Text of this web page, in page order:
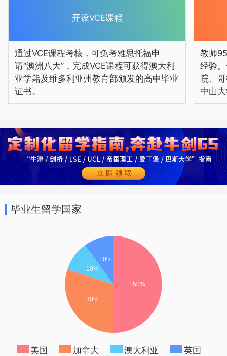
MAH的教师均须经过黑利伯瑞本校筛
选以及培训，我校学生可凭VCE毕业证书
进入世界各国大学。集团教育历史梅沙教
育业务发展及战略规划实现“城市配套服务
商”，举办优质国际教育回馈社会，旨在成
为基于优质国际化教育教学、高端教育服
务体系的全人素质教育解决方案提供者，
为社会教育需求提供多样化优质教育解决
市举办多所全日制学校，涵盖幼儿园及中
小学，融合政府、企业、国内外优质教育
合作机构等多方资源，创新学生、家长、
老师“家校共建”模式，形成了覆盖公办、民
办及素质教育的完整教育业务体系。
开设VCE课程
通过VCE课程考核，可免考雅思托福申
请“澳洲八大”，完成VCE课程可获得澳大利
亚学籍及维多利亚州教育部颁发的高中毕业
证书。
教师
经验
院、
中山
毕业生留学国家
美国 加拿大 澳大利亚 英国